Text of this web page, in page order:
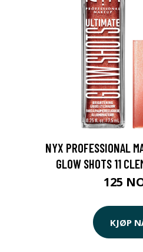
NYX PROFESSIONAL
GLOW SHOTS 11
125
KJØP